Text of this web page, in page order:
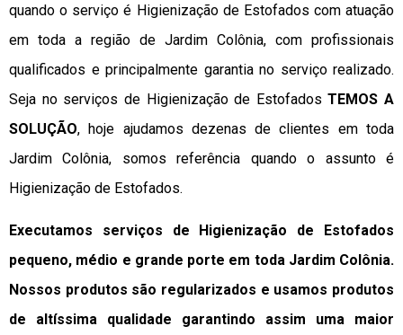
quando o serviço é Higienização de Estofados com atuação
em toda a região de Jardim Colônia, com profissionais
qualificados e principalmente garantia no serviço realizado.
Seja no serviços de Higienização de EstofadosTEMOS A
SOLUÇÃO, hoje ajudamos dezenas de clientes em toda
Jardim Colônia, somos referência quando o assunto é
Higienização de Estofados.
Executamos serviços de Higienização de Estofados
pequeno, médio e grande porte em toda Jardim Colônia.
Nossos produtos são regularizados e usamos produtos
de altíssima qualidade garantindo assim uma maior